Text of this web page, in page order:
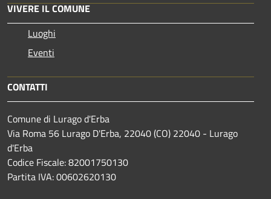
VIVERE IL COMUNE
Luoghi
Eventi
CONTATTI
Comune di Lurago d'Erba
Via Roma 56 Lurago D'Erba, 22040 (CO) 22040 - Lurago
d'Erba
Codice Fiscale: 82001750130
Partita IVA: 00602620130